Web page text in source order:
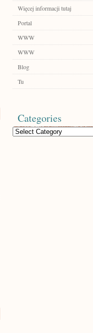
Więcej informacji tutaj
Portal
WWW
WWW
Blog
Tu
Categories
Categories